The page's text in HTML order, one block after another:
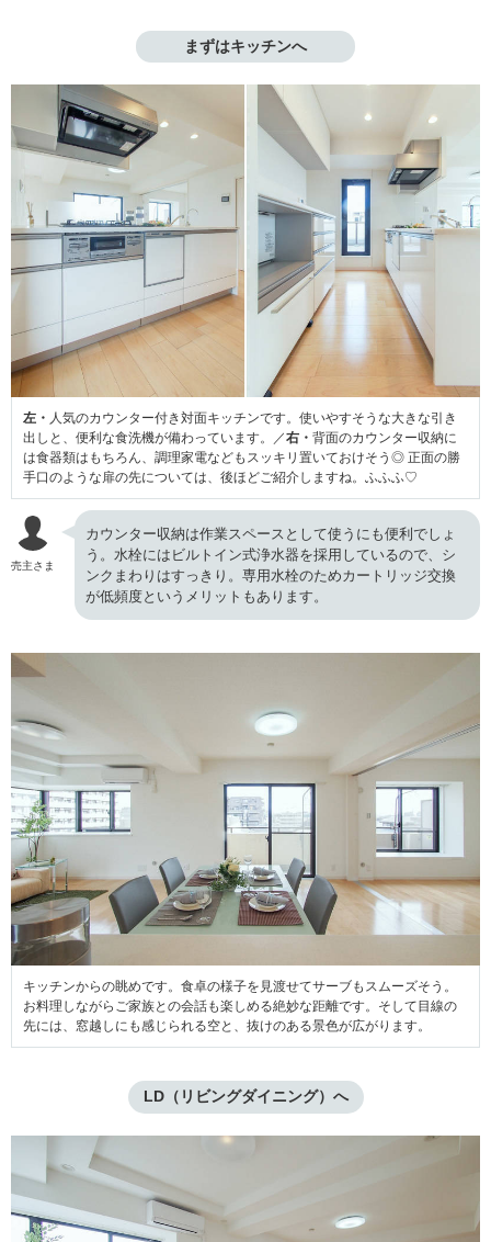
まずはキッチンへ
左・ 人気のカウンター付き対面キッチンです。使いやすそうな大きな引き
出しと、便利な食洗機が備わっています。／右・ 背面のカウンター収納に
は食器類はもちろん、調理家電などもスッキリ置いておけそう◎ 正面の勝
手口のような扉の先については、後ほどご紹介しますね。ふふふ♡
売主さま
カウンター収納は作業スペースとして使うにも便利でしょ
う。水栓にはビルトイン式浄水器を採用しているので、シ
ンクまわりはすっきり。専用水栓のためカートリッジ交換
が低頻度というメリットもあります。
キッチンからの眺めです。食卓の様子を見渡せてサーブもスムーズそう。
お料理しながらご家族との会話も楽しめる絶妙な距離です。そして目線の
先には、窓越しにも感じられる空と、抜けのある景色が広がります。
LD（リビングダイニング）へ